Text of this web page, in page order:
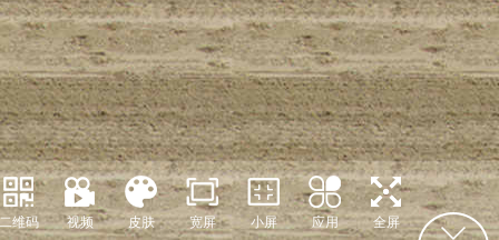
维码 视频 皮肤 宽屏 小屏 应用 全屏